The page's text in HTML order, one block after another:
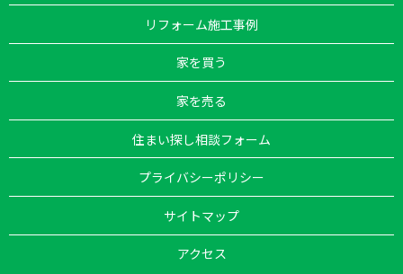
リフォーム施工事例
家を買う
家を売る
住まい探し相談フォーム
プライバシーポリシー
サイトマップ
アクセス